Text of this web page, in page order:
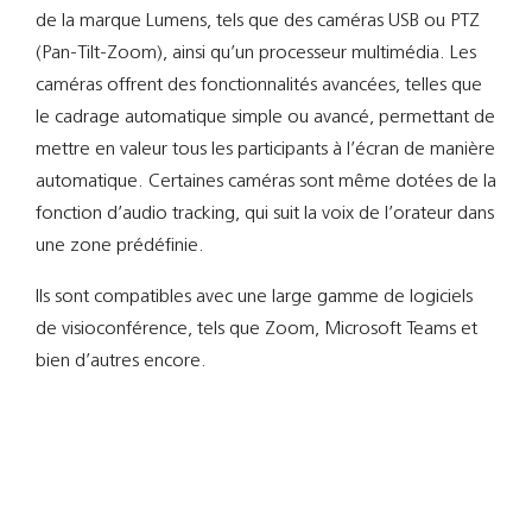
de la marque Lumens, tels que des caméras USB ou PTZ
(Pan-Tilt-Zoom), ainsi qu’un processeur multimédia. Les
caméras offrent des fonctionnalités avancées, telles que
le cadrage automatique simple ou avancé, permettant de
mettre en valeur tous les participants à l’écran de manière
automatique. Certaines caméras sont même dotées de la
fonction d’audio tracking, qui suit la voix de l’orateur dans
une zone prédéfinie.
Ils sont compatibles avec une large gamme de logiciels
de visioconférence, tels que Zoom, Microsoft Teams et
bien d’autres encore.